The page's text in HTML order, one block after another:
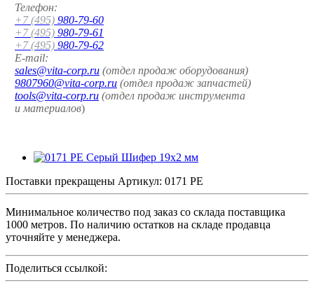
Телефон:
+7 (495) 980-79-60
+7 (495) 980-79-61
+7 (495) 980-79-62
E-mail:
sales@vita-corp.ru (отдел продаж оборудования)
9807960@vita-corp.ru (отдел продаж запчастей)
tools@vita-corp.ru (отдел продаж инструмента
и материалов)
Поставки прекращены Артикул: 0171 PE
Минимальное количество под заказ со склада поставщика
1000 метров. По наличию остатков на складе продавца
уточняйте у менеджера.
Поделиться ссылкой: